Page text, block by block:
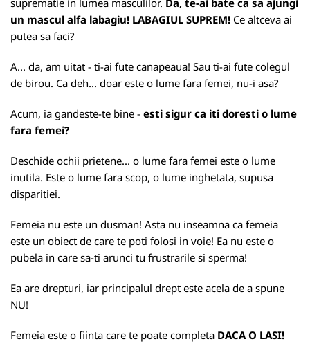
suprematie in lumea masculilor. Da, te-ai bate ca sa ajungi
un mascul alfa labagiu! LABAGIUL SUPREM! Ce altceva ai
putea sa faci?
A... da, am uitat - ti-ai fute canapeaua! Sau ti-ai fute colegul
de birou. Ca deh... doar este o lume fara femei, nu-i asa?
Acum, ia gandeste-te bine - esti sigur ca iti doresti o lume
fara femei?
Deschide ochii prietene... o lume fara femei este o lume
inutila. Este o lume fara scop, o lume inghetata, supusa
disparitiei.
Femeia nu este un dusman! Asta nu inseamna ca femeia
este un obiect de care te poti folosi in voie! Ea nu este o
pubela in care sa-ti arunci tu frustrarile si sperma!
Ea are drepturi, iar principalul drept este acela de a spune
NU!
Femeia este o fiinta care te poate completa DACA O LASI!